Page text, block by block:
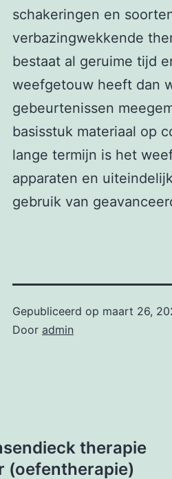
schakeringen en
verbazingwekkende
bestaat al geruime tijd
weefgetouw heeft dan
gebeurtenissen
basisstuk materiaal op
lange termijn is het
apparaten en
gebruik van
Gepubliceerd op maart 26,
Door admin
therapie
(oefentherapie)